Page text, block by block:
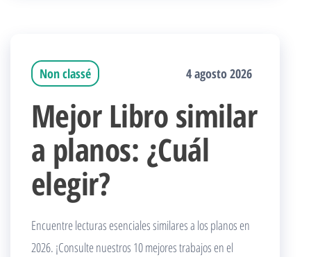
Non classé 4 agosto 2026
Mejor Libro similar
a planos: ¿Cuál
elegir?
Encuentre lecturas esenciales similares a los planos en
2026. ¡Consulte nuestros 10 mejores trabajos en el